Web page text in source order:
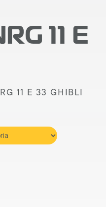
11 E
11 E 33 GHIBLI